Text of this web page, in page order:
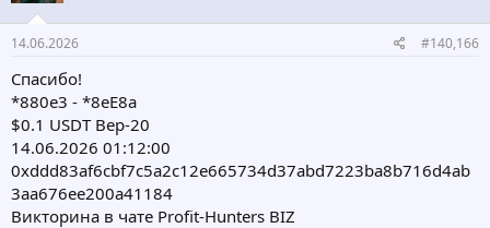
14.06.2026 #140,166
Спасибо!
*880e3 - *8eE8a
$0.1 USDT Bep-20
14.06.2026 01:12:00
0xddd83af6cbf7c5a2c12e665734d37abd7223ba8b716d4ab
3aa676ee200a41184
Викторина в чате Profit-Hunters BIZ